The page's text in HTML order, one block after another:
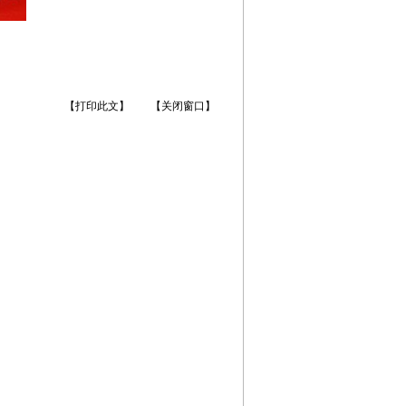
【打印此文】 【关闭窗口】